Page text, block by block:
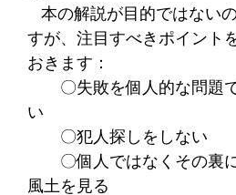
本の解説が目的ではない
すが、注目すべきポイント
おきます：
〇失敗を個人的な問題
い
〇犯人探しをしない
〇個人ではなくその裏
風土を見る